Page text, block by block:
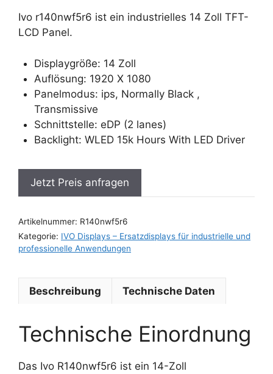
Ivo r140nwf5r6 ist ein industrielles 14 Zoll TFT-
LCD Panel.
Displaygröße: 14 Zoll
Auflösung: 1920 X 1080
Panelmodus: ips, Normally Black ,
Transmissive
Schnittstelle: eDP (2 lanes)
Backlight: WLED 15k Hours With LED Driver
Jetzt Preis anfragen
Artikelnummer: R140nwf5r6
Kategorie: IVO Displays – Ersatzdisplays für industrielle und
professionelle Anwendungen
Beschreibung Technische Daten
Technische Einordnung
Das Ivo R140nwf5r6 ist ein 14-Zoll